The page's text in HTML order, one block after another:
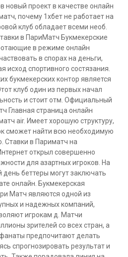
новый проект в качестве онлайн
почему 1хбет не работает на
клуб обладает всеми необ.
в ПариМатч Букмекерские
в режиме онлайн
в спорах на деньги,
исход спортивного состязания.
букмекерских контор является
клуб один из первых начал
и стоит отм. Официальный
Главная страница онлайн
air. Имеет хорошую структуру,
сможет найти всю необходимую
Ставки в Париматч на
открыл совершенно
для азартных игроков. На
день беттеры могут заключать
онлайн. Букмекерская
Матч являются одной из
и надежных компаний,
игрокам д. Матчи
зрителей со всех стран, а
предпочитают делать
спрогнозировать результат и